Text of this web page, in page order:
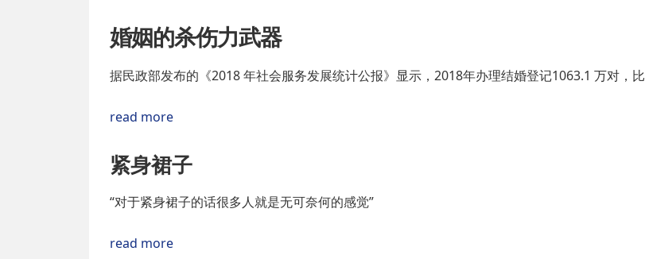
婚姻的杀伤力武器
据民政部发布的《2018 年社会服务发展统计公报》显示，2018年办理结婚登记1063.1 万对，
read more
紧身裙子
“对于紧身裙子的话很多人就是无可奈何的感觉”
read more